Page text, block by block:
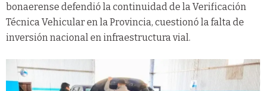
bonaerense defendió la continuidad de la Verificación
Técnica Vehicular en la Provincia, cuestionó la falta de
inversión nacional en infraestructura vial.